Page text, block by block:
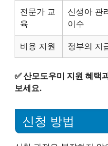
전문가 교
육
신생아 관
이수
비용 지원 정부의 지
✅산모도우미 지원 혜택
보세요.
신청 방법